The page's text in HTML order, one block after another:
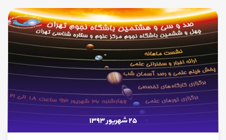
25 شهریور 1393